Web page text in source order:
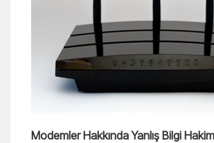
Modemler Hakkında Yanlış Bilgi Hakim